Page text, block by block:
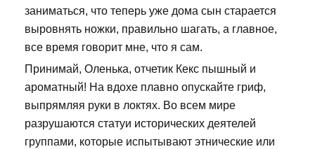
заниматься, что теперь уже дома сын старается
выровнять ножки, правильно шагать, а главное,
все время говорит мне, что я сам.
Принимай, Оленька, отчетик Кекс пышный и
ароматный! На вдохе плавно опускайте гриф,
выпрямляя руки в локтях. Во всем мире
разрушаются статуи исторических деятелей
группами, которые испытывают этнические или